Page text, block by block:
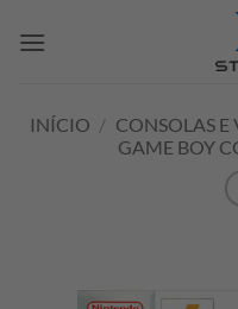
INÍCIO / CONSOLAS
GAME BOY